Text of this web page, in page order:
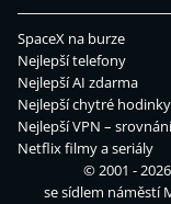
SpaceX na burze
Nejlepší telefony
Nejlepší AI zdarma
Nejlepší chytré hodinky
Nejlepší VPN – srovnání
Netflix filmy a seriály
© 2001 -
se sídlem náměstí